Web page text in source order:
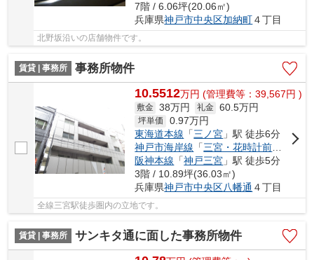
7階 / 6.06坪(20.06㎡)
兵庫県神戸市中央区加納町４丁目
北野坂沿いの店舗物件です。
賃貸 | 事務所 事務所物件
10.5512万円 (管理費等：39,567円 )
敷金 38万円 礼金 60.5万円
坪単価 0.97万円
東海道本線 「三ノ宮 」駅 徒歩6分
神戸市海岸線 「三宮・花時計前 」駅 徒
阪神本線 「神戸三宮 」駅 徒歩5分
3階 / 10.89坪(36.03㎡)
兵庫県神戸市中央区八幡通 ４丁目
全線三宮駅徒歩圏内の立地です。
賃貸 | 事務所 サンキタ通に面した事務所物件